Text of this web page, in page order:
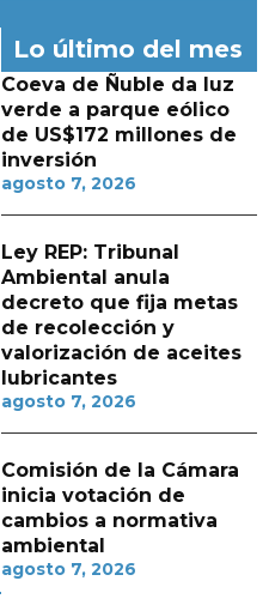
Lo último del mes
Coeva de Ñuble da luz
verde a parque eólico
de US$172 millones de
inversión
agosto 7, 2026
Ley REP: Tribunal
Ambiental anula
decreto que fija metas
de recolección y
valorización de aceites
lubricantes
agosto 7, 2026
Comisión de la Cámara
inicia votación de
cambios a normativa
ambiental
agosto 7, 2026